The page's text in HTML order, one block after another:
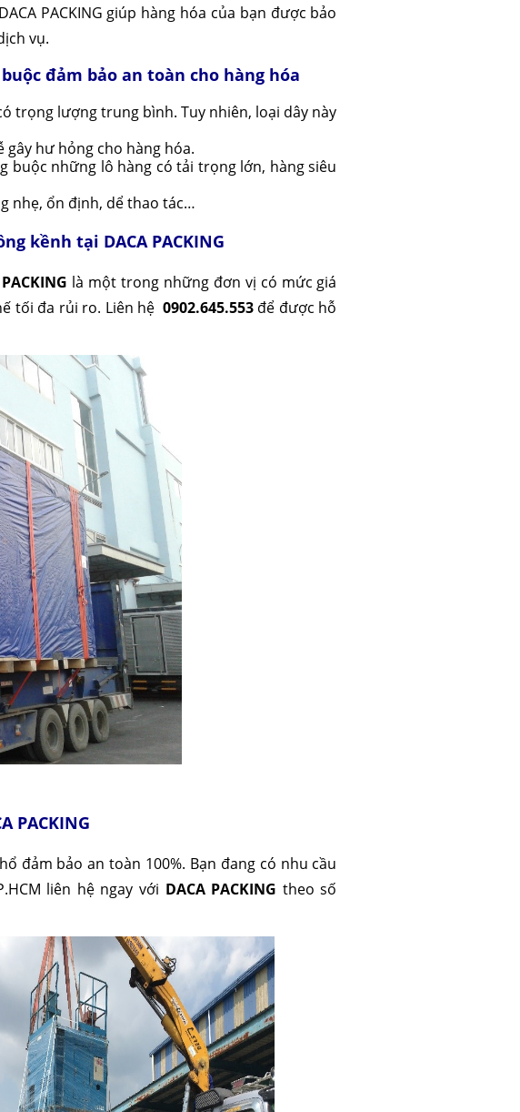
PACKING giúp hàng hóa của bạn được bảo
vụ.
đảm bảo an toàn cho hàng hóa
trọng lượng trung bình. Tuy nhiên, loại dây này
hư hỏng cho hàng hóa.
buộc những lô hàng có tải trọng lớn, hàng siêu
nhẹ, ổn định, dể thao tác…
kềnh tại DACA PACKING
là một trong những đơn vị có mức giá
tối đa rủi ro. Liên hệ 0902.645.553 để được hỗ
PACKING
đảm bảo an toàn 100%. Bạn đang có nhu cầu
liên hệ ngay với DACA PACKING theo số